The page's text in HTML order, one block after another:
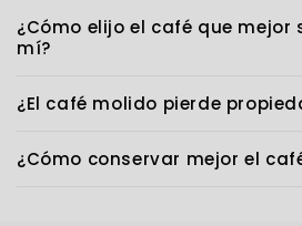
¿Cómo elijo el café que mejor
mí?
¿El café molido pierde
¿Cómo conservar mejor el